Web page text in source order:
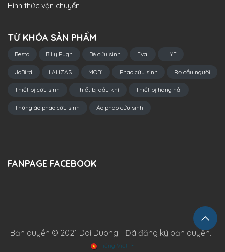
Hình thức vận chuyển
TỪ KHÓA SẢN PHẨM
Besto Billy Pugh Bè cứu sinh Eval HYF
JoBird LALIZAS MOB1 Phao cứu sinh Rọ cẩu người
Thiết bị cứu sinh Thiết bị dầu khí Thiết bị hàng hải
Thùng áo phao cứu sinh Áo phao cứu sinh
FANPAGE FACEBOOK
Bản quyền © 2021 Dai Duong - Đã đăng ký bản quyền.
Tiếng Việt